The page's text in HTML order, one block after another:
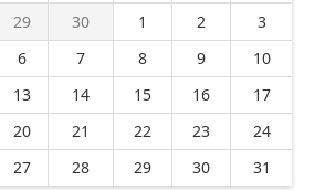
29 30 1 2
3
6 7 8 9
10
13 14 15 16
17
20 21 22 23
24
27 28 29 30 31